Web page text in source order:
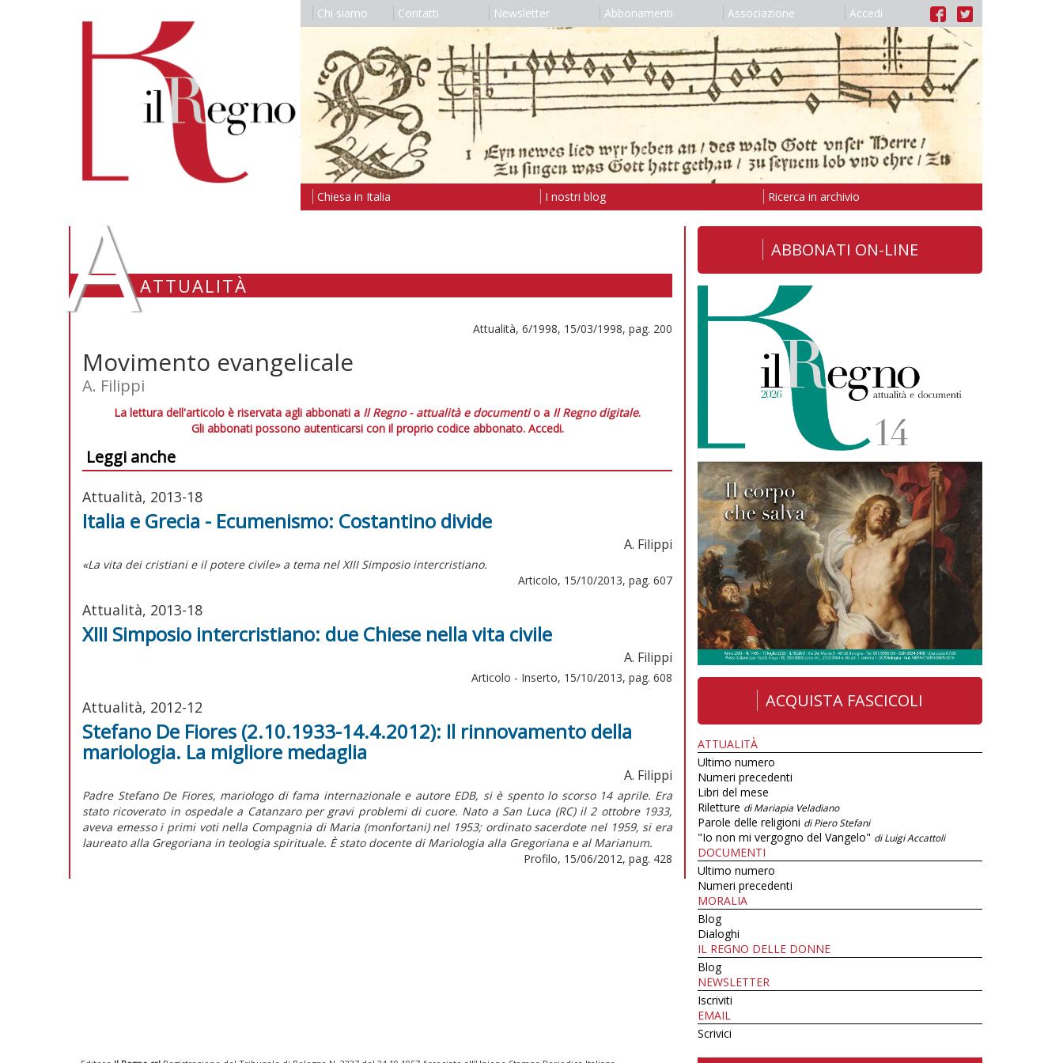
Chi siamo Contatti Newsletter Abbonamenti Associazione Accedi
Chiesa in Italia I nostri blog Ricerca in archivio
AATTUALITÀ
Attualità, 6/1998, 15/03/1998, pag. 200
Movimento evangelicale
A. Filippi
La lettura dell'articolo è riservata agli abbonati a Il Regno - attualità e documentio a Il Regno digitale.
Gli abbonati possono autenticarsi con il proprio codice abbonato. Accedi.
Leggi anche
Attualità, 2013-18
Italia e Grecia - Ecumenismo: Costantino divide
A. Filippi
«La vita dei cristiani e il potere civile» a tema nel XIII Simposio intercristiano.
Articolo, 15/10/2013, pag. 607
Attualità, 2013-18
XIII Simposio intercristiano: due Chiese nella vita civile
A. Filippi
Articolo - Inserto, 15/10/2013, pag. 608
Attualità, 2012-12
Stefano De Fiores (2.10.1933-14.4.2012): Il rinnovamento della
mariologia. La migliore medaglia
A. Filippi
Padre Stefano De Fiores, mariologo di fama internazionale e autore EDB, si è spento lo scorso 14 aprile. Era
stato ricoverato in ospedale a Catanzaro per gravi problemi di cuore. Nato a San Luca (RC) il 2 ottobre 1933,
aveva emesso i primi voti nella Compagnia di Maria (monfortani) nel 1953; ordinato sacerdote nel 1959, si era
laureato alla Gregoriana in teologia spirituale. È stato docente di Mariologia alla Gregoriana e al Marianum.
Profilo, 15/06/2012, pag. 428
ABBONATI ON-LINE
ACQUISTA FASCICOLI
ATTUALITÀ
Ultimo numero
Numeri precedenti
Libri del mese
Riletture di Mariapia Veladiano
Parole delle religioni di Piero Stefani
"Io non mi vergogno del Vangelo" di Luigi Accattoli
DOCUMENTI
Ultimo numero
Numeri precedenti
MORALIA
Blog
Dialoghi
IL REGNO DELLE DONNE
Blog
NEWSLETTER
Iscriviti
EMAIL
Scrivici